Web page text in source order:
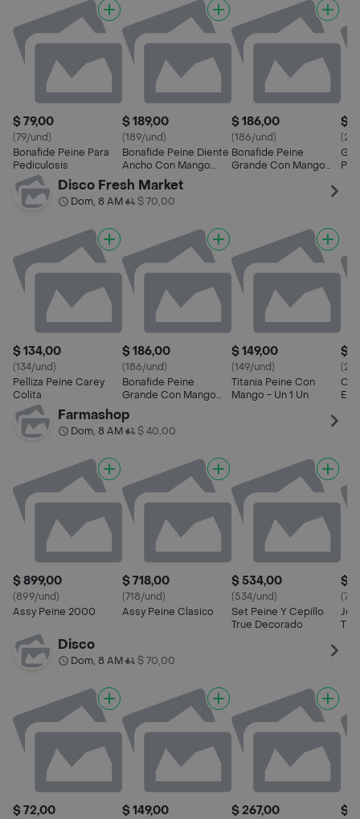
$ 79,00
(79/und)
Bonafide Peine Para
Pediculosis
$ 189,00
(189/und)
Bonafide Peine Diente
Ancho Con Mango
Nice View
$ 186,00
(186/und)
Bonafide Peine
Grande Con Mango
$
Disco Fresh Market
Dom, 8 AM• $ 70,00
$ 134,00
(134/und)
Pelliza Peine Carey
Colita
$ 186,00
(186/und)
Bonafide Peine
Grande Con Mango
$ 149,00
(149/und)
Titania Peine Con
Mango - Un 1 Un
$
Farmashop
Dom, 8 AM• $ 40,00
$ 899,00
(899/und)
Assy Peine 2000
$ 718,00
(718/und)
Assy Peine Clasico
$ 534,00
(534/und)
Set Peine Y Cepillo
True Decorado
$
Disco
Dom, 8 AM• $ 70,00
$ 72,00 $ 149,00 $ 267,00 $